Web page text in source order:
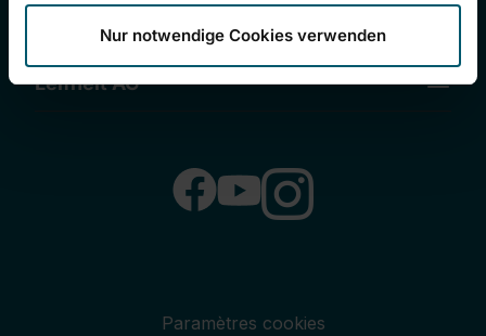
Nur notwendige Cookies verwenden
Services
Leifheit AG
Paramètres cookies